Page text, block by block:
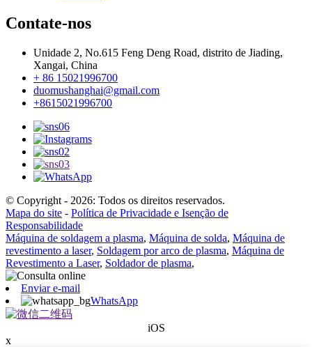
Contate-nos
Unidade 2, No.615 Feng Deng Road, distrito de Jiading,
Xangai, China
+ 86 15021996700
duomushanghai@gmail.com
+8615021996700
© Copyright - 2026: Todos os direitos reservados.
Mapa do site - Política de Privacidade e Isenção de
Responsabilidade
Máquina de soldagem a plasma, Máquina de solda, Máquina de
revestimento a laser, Soldagem por arco de plasma, Máquina de
Revestimento a Laser, Soldador de plasma,
Enviar e-mail
WhatsApp
iOS
x